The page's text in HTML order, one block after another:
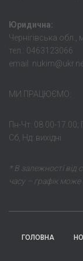
Юридична:
Чернігівська обл.,
тел.: 0463123066
email:
МИ ПРАЦЮЄМО:
Пн-Чт: 08.00-17.00;
Сб, Нд: вихідні.
* В залежності від
часу – графік
ГОЛОВНА